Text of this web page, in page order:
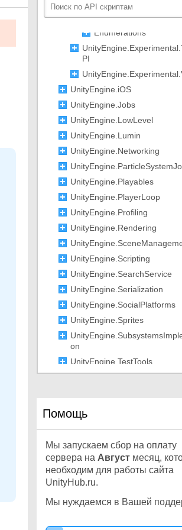
ionSystem
Enumerations
PI
UnityEngine.iOS
UnityEngine.Jobs
UnityEngine.LowLevel
UnityEngine.Lumin
UnityEngine.Networking
UnityEngine.Playables
UnityEngine.PlayerLoop
UnityEngine.Profiling
UnityEngine.Rendering
UnityEngine.Scripting
UnityEngine.SearchService
UnityEngine.Serialization
UnityEngine.SocialPlatforms
UnityEngine.Sprites
on
UnityEngine.TestTools
UnityEngine.TextCore
UnityEngine.U2D
UnityEngine.VFX
UnityEngine.Video
UnityEngine.Windows
UnityEngine.WSA
Помощь
Мы запускаем сбор на оплату
сервера на Август месяц,
необходим для работы сайта
UnityHub.ru.
Мы нуждаемся в Вашей